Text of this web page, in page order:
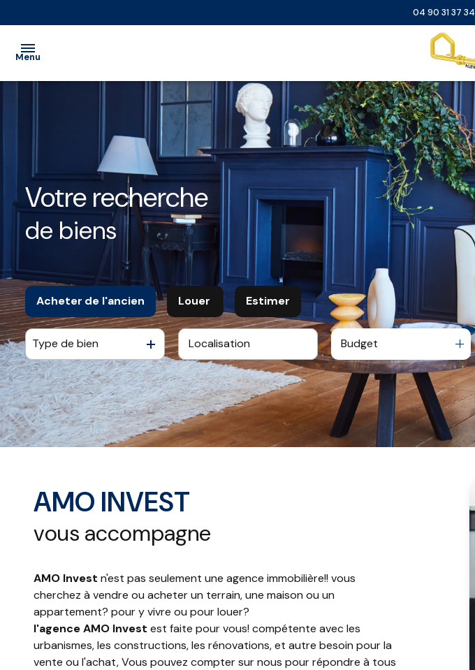
04 90 31 37 34
Menu
LOCATION
LOCATION
SAISONNIÈRE
NOS
PARTENAIRES
CONTACT
Votre recherche
de biens
Acheter de l'ancien
De l'ancien
De l'immo pro
Louer
à l'année
De l'immo pro
Estimer
Type de bien Budget
AMO INVEST
vous accompagne
AMO Invest n'est pas seulement une agence immobilière!! vous
cherchez à vendre ou acheter un terrain, une maison ou un
appartement? pour y vivre ou pour louer?
l'agence AMO Invest est faite pour vous! compétente avec les
urbanismes, les constructions, les rénovations, et autre besoin pour la
vente ou l'achat, Vous pouvez compter sur nous pour répondre à tous